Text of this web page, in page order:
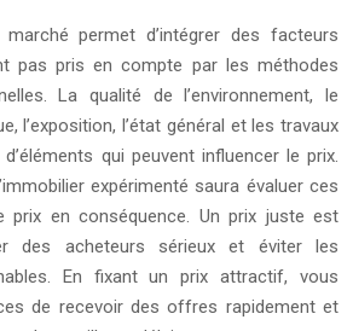
permet d’intégrer des facteurs
pas pris en compte par les méthodes
La qualité de l’environnement, le
l’exposition, l’état général et les travaux
qui peuvent influencer le prix.
expérimenté saura évaluer ces
en conséquence. Un prix juste est
des acheteurs sérieux et éviter les
En fixant un prix attractif, vous
de recevoir des offres rapidement et